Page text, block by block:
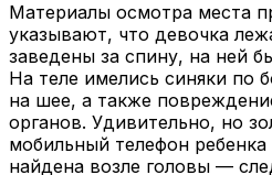
Материалы осмотра места
указывают, что девочка
заведены за спину, на ней
На теле имелись синяки по
на шее, а также
органов. Удивительно, но
мобильный телефон
найдена возле головы —